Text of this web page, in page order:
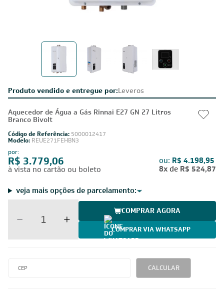
Produto vendido e entregue por:Leveros
Aquecedor de Água a Gás Rinnai E27 GN 27 Litros
Branco Bivolt
Código de Referência: 5000012417
Modelo: REUE271FEHBN3
por:
R$ 3.779,06
à vista no cartão ou boleto
ou: R$ 4.198,95
8x de R$ 524,87
veja mais opções de parcelamento:
COMPRAR AGORA
COMPRAR VIA WHATSAPP
CALCULAR